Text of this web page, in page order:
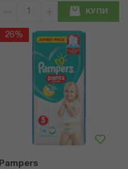
КУПИ
26%
Pampers